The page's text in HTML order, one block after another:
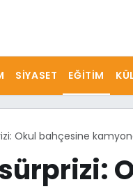
SIYASET EĞITIM
Okul bahçesine